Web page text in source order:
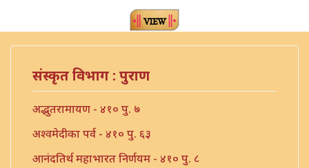
संस्कृत विभाग : पुराण
अद्भुतरामायण - ४१० पु. ७
अश्वमेदीका पर्व - ४१० पु. ६३
आनंदतिर्थ महाभारत निर्णयम - ४१० पु. ८